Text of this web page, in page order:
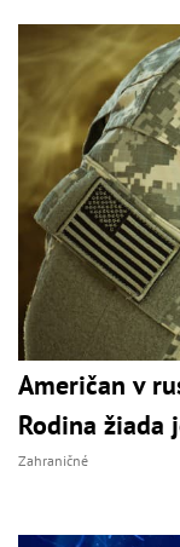
Američan v
Rodina žiada
Zahraničné